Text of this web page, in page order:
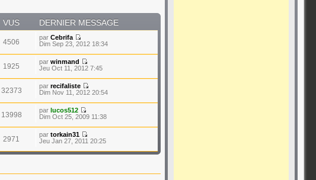
VUS DERNIER MESSAGE
4506
par Cebrifa
Dim Sep 23, 2012 18:34
1925
par winmand
Jeu Oct 11, 2012 7:45
32373
par recifaliste
Dim Nov 11, 2012 20:54
13998
par lucos512
Dim Oct 25, 2009 11:38
2971
par torkain31
Jeu Jan 27, 2011 20:25